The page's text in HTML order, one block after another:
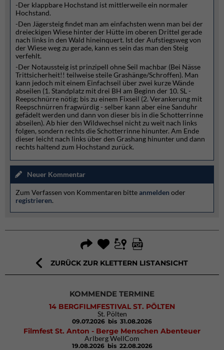
-Der klappbare Hochstand ist mittlerweile ein normaler
Hochstand.
-Den Jägersteig findet man am einfachsten wenn man bei der
dreieckigen Wiese hinter der Hütte im oberen Drittel gerade
nach links in den Wald hineinquert. Ist der Aufstiegsweg von
der Wiese weg zu gerade, kann es sein das man den Steig
verfehlt.
-Der Notaussteig ist prinzipell ohne Seil machbar (Bei Nässe
Trittsicherheit!! teilweise steile Grashänge/Schroffen). Man
kann jedoch mit einem Einfachseil über zwei kurze Wände
abseilen (1. Standplatz mit drei BH am Beginn der 10. SL -
Reepschnürre nötig; bis zu einem Fixseil (2. Verankerung mit
Reepschnürren fragwürdig - selber kann aber eine Sanduhr
gefädelt werden und dann von dieser bis in die Schotterrinne
abseilen). Ab hier den Wildwechsel nicht zu weit nach links
folgen, sondern rechts die Schotterrinne hinunter. Am Ende
dieser leicht nach links über den Grashang hinunter und dann
rechts haltend zum Hochstand zurück.
Neuer Kommentar
Zum Verfassen von Kommentaren bitteanmelden oder
registrieren.
ZURÜCK ZUR KLETTERN LISTANSICHT
KOMMENDE TERMINE
14 BERGFILMFESTIVAL ST. PÖLTEN
St. Pölten
09.07.2026 bis 31.08.2026
Filmfest St. Anton - Berge Menschen Abenteuer
Arlberg WellCom
19.08.2026 bis 22.08.2026